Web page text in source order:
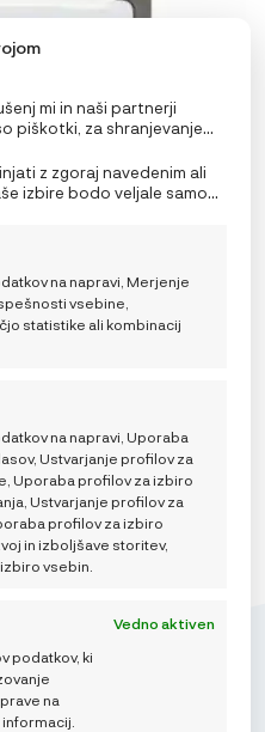
mi in naši partnerji
piškotki, za shranjevanje
omogoča obdelavo
pri brskanju ali edinstveni
Neprivolitev ali
z zgoraj navedenim ali
izbire bodo veljale samo
o piškotkih ali
na dnu zaslona.
na napravi, Merjenje
vsebine,
statistike ali kombinacij
na napravi, Uporaba
Ustvarjanje profilov za
Uporaba profilov za izbiro
Ustvarjanje profilov za
profilov za izbiro
in izboljšave storitev,
vsebin.
Vedno aktiven
podatkov, ki
na
€